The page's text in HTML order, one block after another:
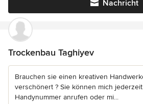
Nachricht
Trockenbau Taghiyev
Brauchen sie einen kreativen
verschönert ? Sie können mich
Handynummer anrufen oder mi...